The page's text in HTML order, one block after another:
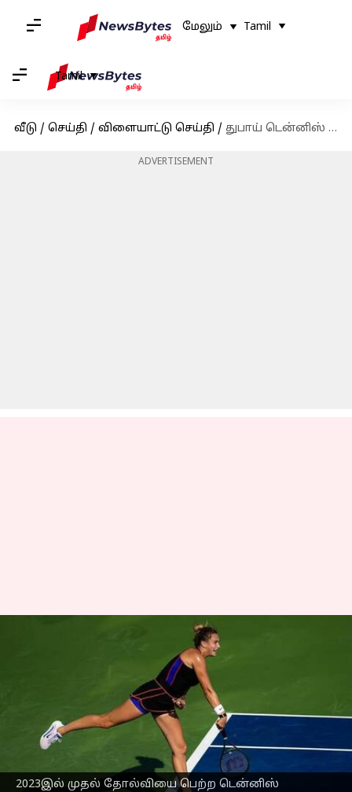
மேலும் Tamil
Tamil
வீடு / செய்தி / விளையாட்டு செய்தி / துபாய் டென்னிஸ் சாம்பியன்ஷிப் : 2023இல் முதல் தோல்வியை பெற்ற அரினா சபலெங்கா
ADVERTISEMENT
2023இல் முதல் தோல்வியை பெற்ற டென்னிஸ்
துபாய் டென்னிஸ்
சாம்பியன்ஷிப் : 2023இல்
முதல் தோல்வியை பெற்ற
அரினா சபலெங்கா
எழுதியவர் Feb 24, 2023
செய்தி முன்னோட்டம்